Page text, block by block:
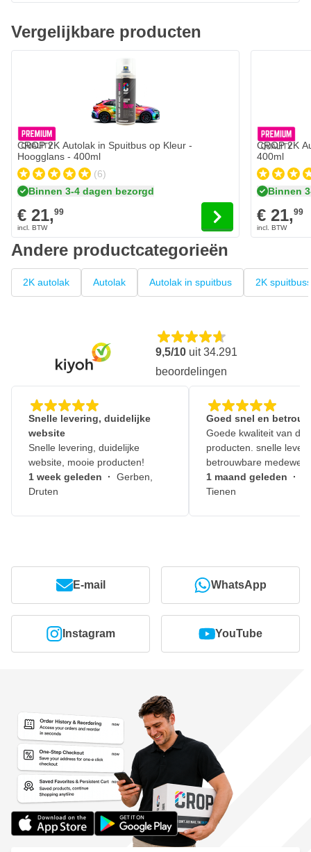
Verf wordt op maat gemaakt en afgevuld
OEM, RAL en NCS kleuren mogelijk
Bestand tegen oliën, brandstof, zuren en chemicaliën
Vergelijkbare producten
CROP 2K Autolak in Spuitbus op Kleur -
Hoogglans - 400ml
(6)
Binnen 3-4 dagen bezorgd
€ 21,99
CROP 2K
400ml
Binnen
€ 21,99
Andere productcategorieën
2K autolak Autolak Autolak in spuitbus 2K
9,5/10 uit34.291
beoordelingen
Snelle levering, duidelijke
website
Snelle levering, duidelijke
website, mooie producten!
1 week geleden · Gerben,
Druten
Goed snel en
Goede kwaliteit van de
producten. snelle
betrouwbare
1 maand geleden ·
Tienen
E-mail WhatsApp
Instagram YouTube